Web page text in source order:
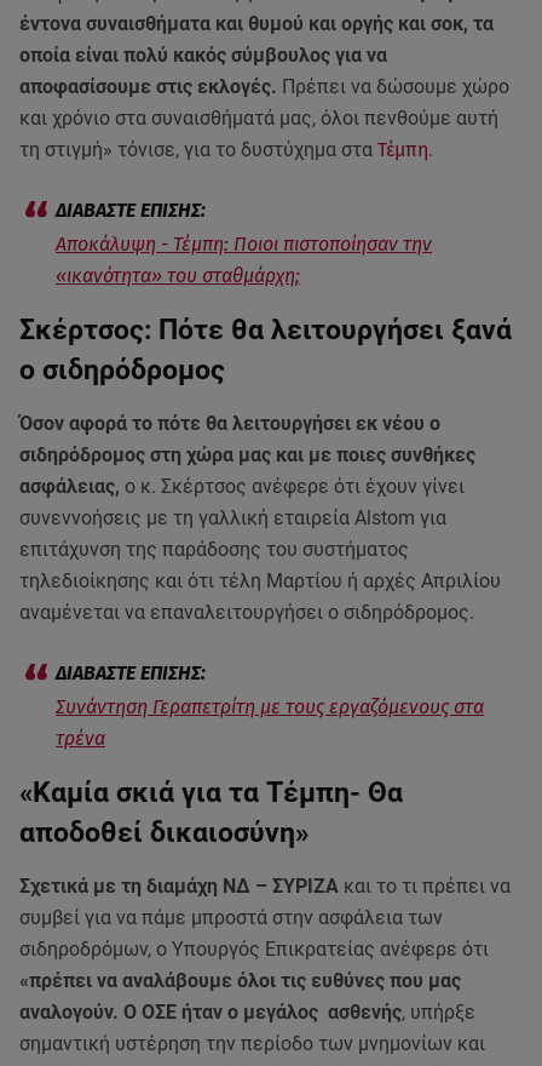
έντονα συναισθήματα και θυμού και οργής και σοκ, τα
οποία είναι πολύ κακός σύμβουλος για να
αποφασίσουμε στις εκλογές. Πρέπει να δώσουμε χώρο
και χρόνιο στα συναισθήματά μας, όλοι πενθούμε αυτή
τη στιγμή» τόνισε, για το δυστύχημα στα Τέμπη.
Αποκάλυψη - Τέμπη: Ποιοι πιστοποίησαν την
«ικανότητα» του σταθμάρχη;
Σκέρτσος: Πότε θα λειτουργήσει ξανά
ο σιδηρόδρομος
Όσον αφορά το πότε θα λειτουργήσει εκ νέου ο
σιδηρόδρομος στη χώρα μας και με ποιες συνθήκες
ασφάλειας, ο κ. Σκέρτσος ανέφερε ότι έχουν γίνει
συνεννοήσεις με τη γαλλική εταιρεία Alstom για
επιτάχυνση της παράδοσης του συστήματος
τηλεδιοίκησης και ότι τέλη Μαρτίου ή αρχές Απριλίου
αναμένεται να επαναλειτουργήσει ο σιδηρόδρομος.
Συνάντηση Γεραπετρίτη με τους εργαζόμενους στα
τρένα
«Καμία σκιά για τα Τέμπη- Θα
αποδοθεί δικαιοσύνη»
Σχετικά με τη διαμάχη ΝΔ – ΣΥΡΙΖΑ και το τι πρέπει να
συμβεί για να πάμε μπροστά στην ασφάλεια των
σιδηροδρόμων, ο Υπουργός Επικρατείας ανέφερε ότι
«πρέπει να αναλάβουμε όλοι τις ευθύνες που μας
αναλογούν. Ο ΟΣΕ ήταν ο μεγάλος ασθενής, υπήρξε
σημαντική υστέρηση την περίοδο των μνημονίων και